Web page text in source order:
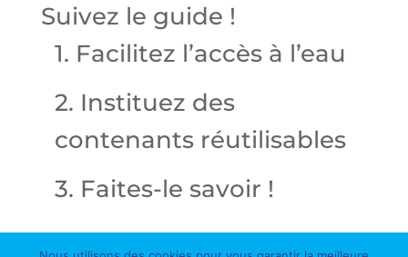
Suivez le guide !
1. Facilitez l’accès à l’eau
2. Instituez des
contenants réutilisables
3. Faites-le savoir !